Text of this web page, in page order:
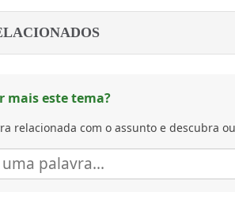
mais este tema?
relacionada com o assunto e descubra